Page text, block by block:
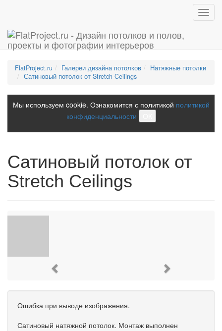
FlatProject.ru Галереи дизайна потолков
Натяжные потолки
Сатиновый потолок от Stretch Ceilings
Мы используем cookie. Ознакомится с политикой политикой
конфиденциальности
Сатиновый потолок от
Stretch Ceilings
Ошибка при выводе изображения.
Сатиновый натяжной потолок. Монтаж выполнен